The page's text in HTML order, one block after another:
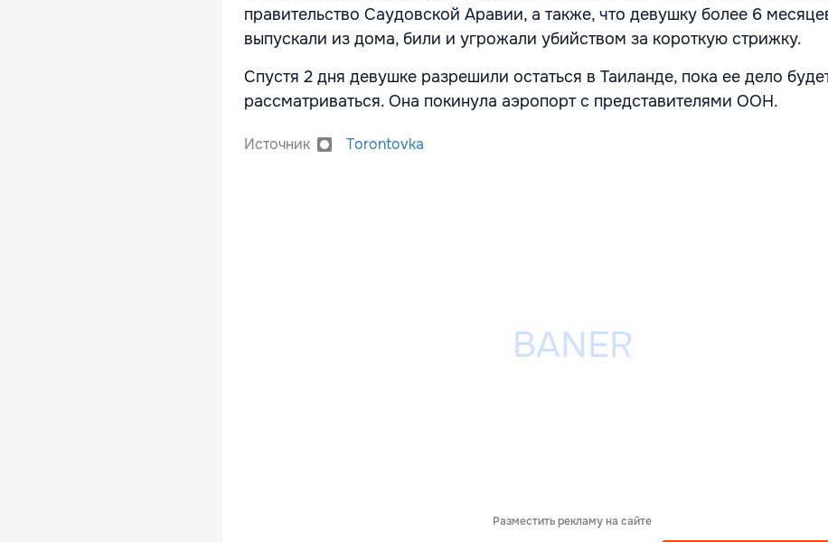
правительство Саудовской Аравии, а также, что девушку более 6
выпускали из дома, били и угрожали убийством за короткую стрижку.
Спустя 2 дня девушке разрешили остаться в Таиланде, пока ее дело
рассматриваться. Она покинула аэропорт с представителями ООН.
Источник Torontovka
Разместить рекламу на сайте